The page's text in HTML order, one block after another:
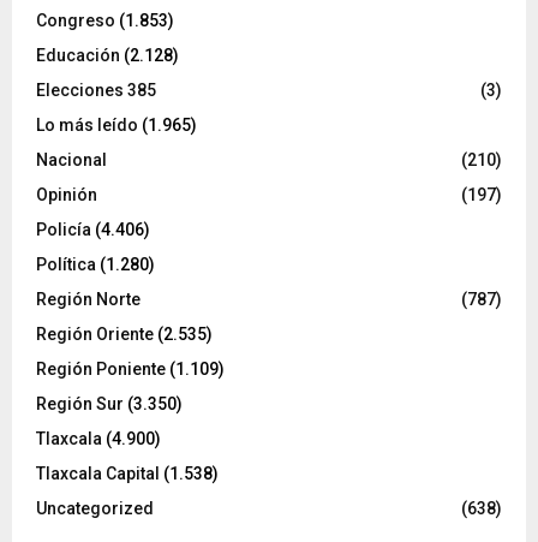
Congreso (1.853)
Educación (2.128)
Elecciones 385
(3)
Lo más leído (1.965)
Nacional
(210)
Opinión
(197)
Policía (4.406)
Política (1.280)
Región Norte
(787)
Región Oriente (2.535)
Región Poniente (1.109)
Región Sur (3.350)
Tlaxcala (4.900)
Tlaxcala Capital (1.538)
Uncategorized
(638)